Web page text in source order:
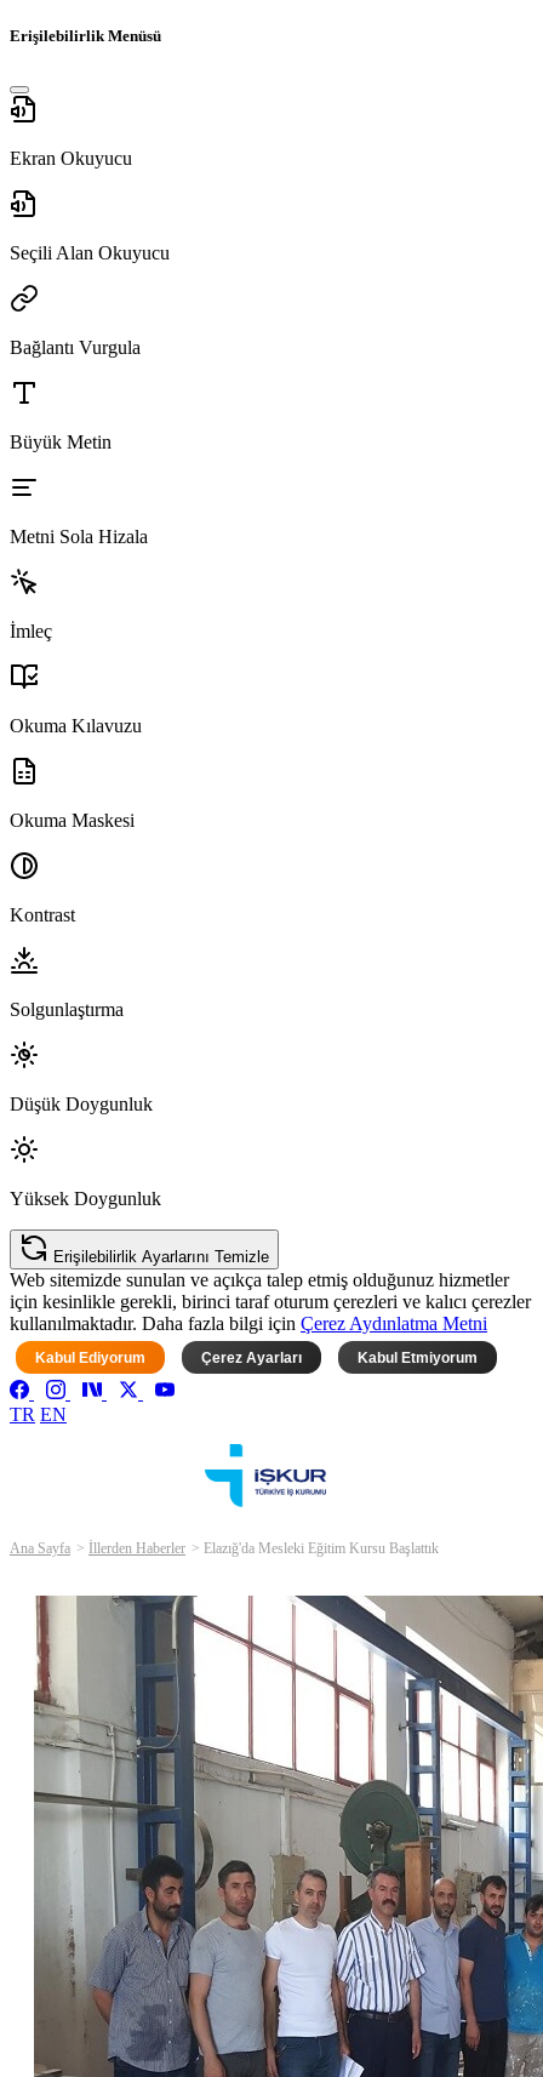
Erişilebilirlik Menüsü
Ekran Okuyucu
Seçili Alan Okuyucu
Bağlantı Vurgula
Büyük Metin
Metni Sola Hizala
İmleç
Okuma Kılavuzu
Okuma Maskesi
Kontrast
Solgunlaştırma
Düşük Doygunluk
Yüksek Doygunluk
Erişilebilirlik Ayarlarını Temizle
Web sitemizde sunulan ve açıkça talep etmiş olduğunuz hizmetler
için kesinlikle gerekli, birinci taraf oturum çerezleri ve kalıcı çerezler
kullanılmaktadır. Daha fazla bilgi için Çerez Aydınlatma Metni
Kabul Ediyorum Çerez Ayarları Kabul Etmiyorum
TR EN
Ana Sayfa İllerden Haberler Elazığ'da Mesleki Eğitim Kursu Başlattık